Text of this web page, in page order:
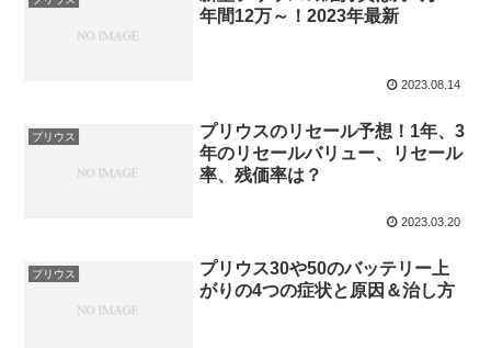
年間12万～！2023年最新
2023.08.14
プリウス
プリウスのリセール予想！1年、3
年のリセールバリュー、リセール
率、残価率は？
2023.03.20
プリウス
プリウス30や50のバッテリー上
がりの4つの症状と原因＆治し方